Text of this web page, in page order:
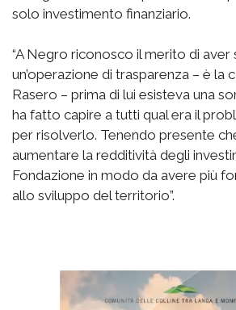
solo investimento finanziario.
“A Negro riconosco il merito di aver
un’operazione di trasparenza – è la
Rasero – prima di lui esisteva una
ha fatto capire a tutti qual era il
per risolverlo. Tenendo presente
aumentare la redditività degli
Fondazione in modo da avere più
allo sviluppo del territorio”.